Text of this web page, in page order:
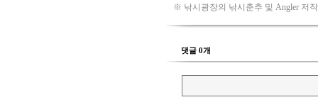
※ 낚시광장의 낚시춘추 및 Angler 저
댓글 0개